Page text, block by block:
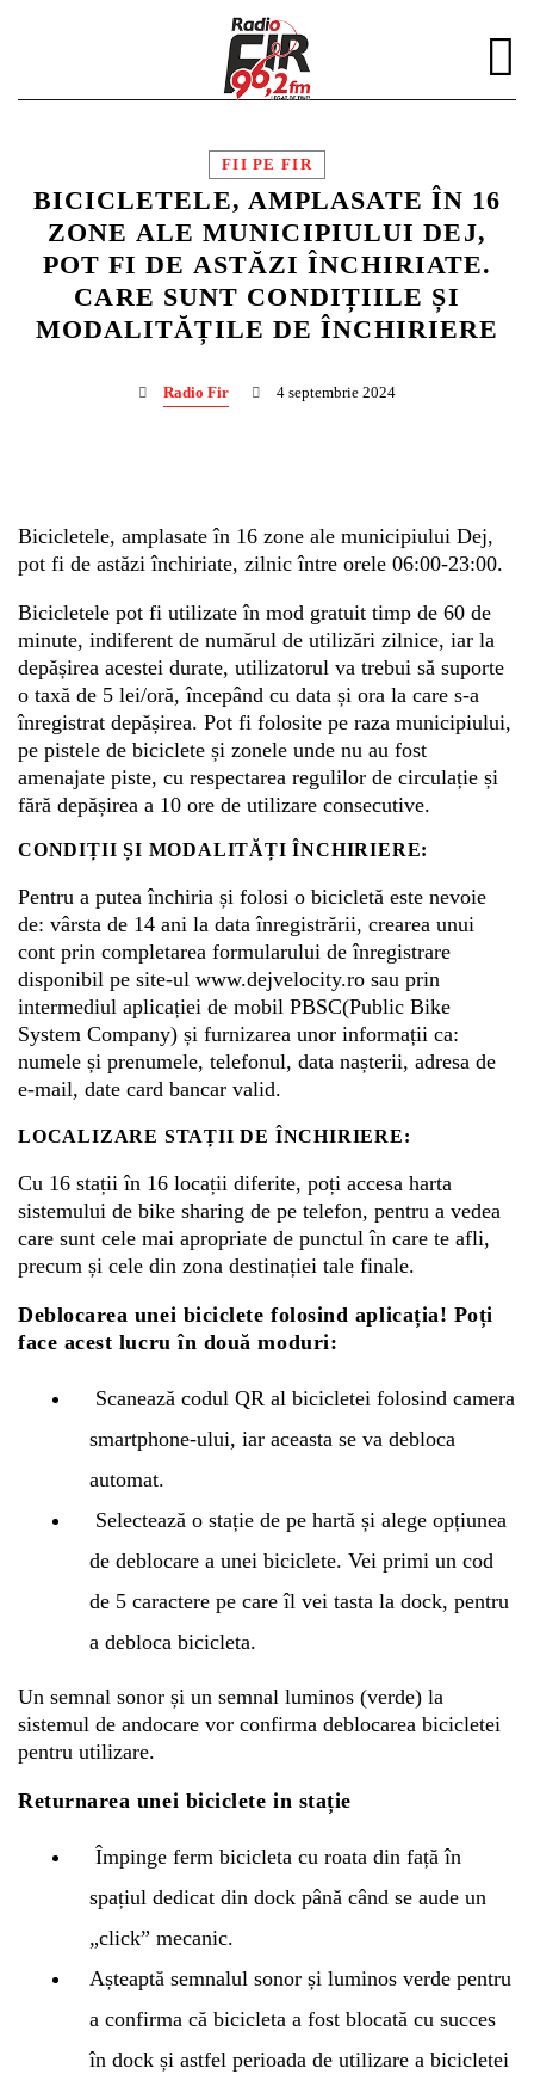
CAUTA IN SITE:
DISTRIBUIE PAGINA PE:
Pinterest
Whatsapp
FII PE FIR
BICICLETELE, AMPLASATE ÎN 16
ZONE ALE MUNICIPIULUI DEJ,
POT FI DE ASTĂZI ÎNCHIRIATE.
CARE SUNT CONDIȚIILE ȘI
MODALITĂȚILE DE ÎNCHIRIERE
Radio Fir 4 septembrie 2024
Bicicletele, amplasate în 16 zone ale municipiului Dej,
pot fi de astăzi închiriate, zilnic între orele 06:00-23:00.
Bicicletele pot fi utilizate în mod gratuit timp de 60 de
minute, indiferent de numărul de utilizări zilnice, iar la
depășirea acestei durate, utilizatorul va trebui să suporte
o taxă de 5 lei/oră, începând cu data și ora la care s-a
înregistrat depășirea. Pot fi folosite pe raza municipiului,
pe pistele de biciclete și zonele unde nu au fost
amenajate piste, cu respectarea regulilor de circulație și
fără depășirea a 10 ore de utilizare consecutive.
CONDIȚII ȘI MODALITĂȚI ÎNCHIRIERE:
Pentru a putea închiria și folosi o bicicletă este nevoie
de: vârsta de 14 ani la data înregistrării, crearea unui
cont prin completarea formularului de înregistrare
disponibil pe site-ul www.dejvelocity.ro sau prin
intermediul aplicației de mobil PBSC(Public Bike
System Company) și furnizarea unor informații ca:
numele și prenumele, telefonul, data nașterii, adresa de
e-mail, date card bancar valid.
LOCALIZARE STAȚII DE ÎNCHIRIERE:
Cu 16 stații în 16 locații diferite, poți accesa harta
sistemului de bike sharing de pe telefon, pentru a vedea
care sunt cele mai apropriate de punctul în care te afli,
precum și cele din zona destinației tale finale.
Deblocarea unei biciclete folosind aplicația! Poți
face acest lucru în două moduri:
Scanează codul QR al bicicletei folosind camera
smartphone-ului, iar aceasta se va debloca
automat.
Selectează o stație de pe hartă și alege opțiunea
de deblocare a unei biciclete. Vei primi un cod
de 5 caractere pe care îl vei tasta la dock, pentru
a debloca bicicleta.
Un semnal sonor și un semnal luminos (verde) la
sistemul de andocare vor confirma deblocarea bicicletei
pentru utilizare.
Returnarea unei biciclete in stație
Împinge ferm bicicleta cu roata din față în
spațiul dedicat din dock până când se aude un
„click” mecanic.
Așteaptă semnalul sonor și luminos verde pentru
a confirma că bicicleta a fost blocată cu succes
în dock și astfel perioada de utilizare a bicicletei